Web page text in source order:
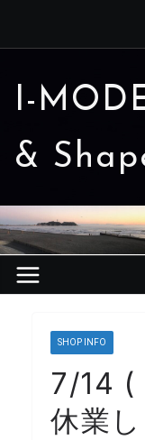
ッ
プ
I-
&
SHOP INFO
7/14 (
休業し